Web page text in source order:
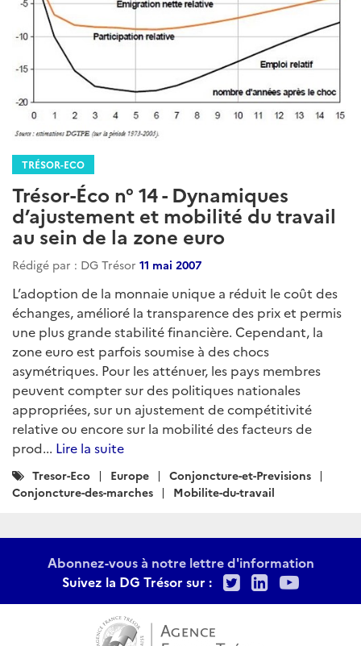
TRÉSOR-ECO
Trésor-Éco n° 14 - Dynamiques
d’ajustement et mobilité du travail
au sein de la zone euro
Rédigé par : DG Trésor 11 mai 2007
L’adoption de la monnaie unique a réduit le coût des
échanges, amélioré la transparence des prix et permis
une plus grande stabilité financière. Cependant, la
zone euro est parfois soumise à des chocs
asymétriques. Pour les atténuer, les pays membres
peuvent compter sur des politiques nationales
appropriées, sur un ajustement de compétitivité
relative ou encore sur la mobilité des facteurs de
prod... Lire la suite
Catégories
:
Tresor-Eco Europe
Conjoncture-et-Previsions
Conjoncture-des-marches
Mobilite-du-travail
Abonnez-vous à notre lettre d'information
Suivez la DG Trésor sur :
TwitterLinkedIn